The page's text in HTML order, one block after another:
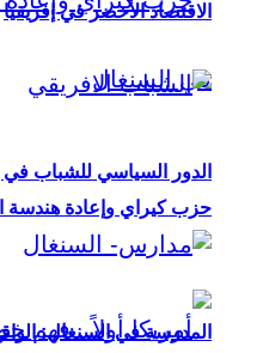
حزب كيراي وإعادة هندسة
الاقتصاد الأخضر في إفريقيا
الدور السياسي للشباب في
المدرسة في السنغال: